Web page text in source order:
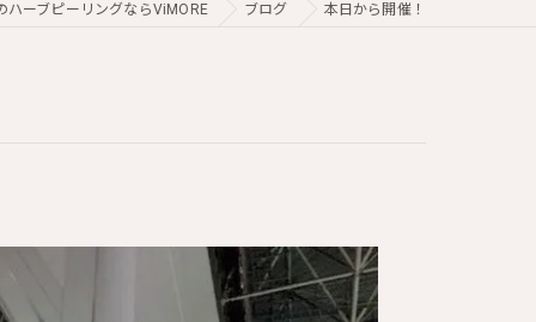
ハーブピーリングならViMORE ブログ 本日から開催！